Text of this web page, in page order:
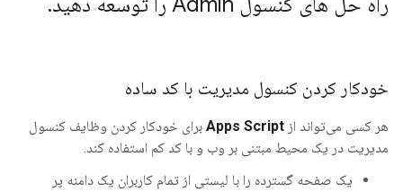
خودکار کردن کنسول مدیریت با کد ساده
هر کسی می‌تواند از Apps Script برای خودکار کردن وظایف کنسول
مدیریت در یک محیط مبتنی بر وب و با کد کم استفاده کند.
یک صفحه گسترده را با لیستی از تمام کاربران یک دامنه پر